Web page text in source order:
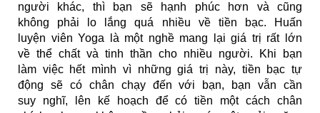
người khác, thì bạn sẽ hạnh phúc hơn và cũng
không phải lo lắng quá nhiều về tiền bạc. Huấn
luyện viên Yoga là một nghề mang lại giá trị rất lớn
về thể chất và tinh thần cho nhiều người. Khi bạn
làm việc hết mình vì những giá trị này, tiền bạc tự
động sẽ có chân chạy đến với bạn, bạn vẫn cần
suy nghĩ, lên kế hoạch để có tiền một cách chân